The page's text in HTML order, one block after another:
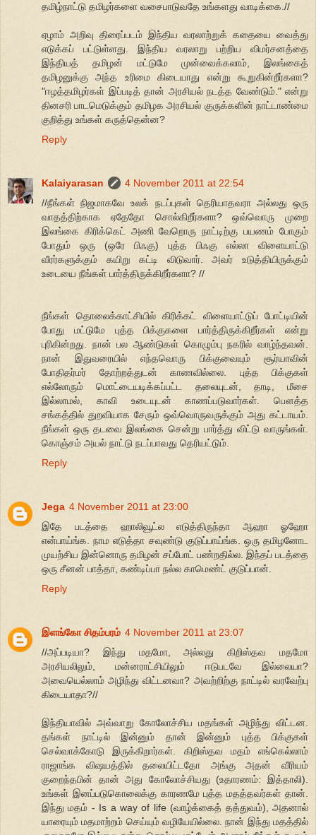
தமிழ்நாட்டு தமிழர்களை வசைபாடுவதே உங்களது வாடிக்கை.//
ஏழாம் அறிவு திரைப்படம் இந்திய வரலாற்றுக் கதையை வைத்து
எடுக்கப் பட்டுள்ளது. இந்திய வரலாறு பற்றிய விமர்சனத்தை
இந்தியத் தமிழன் மட்டுமே முன்வைக்கலாம், இலங்கைத்
தமிழனுக்கு அந்த உரிமை கிடையாது என்று கூறுகின்றீர்களா?
"ஈழத்தமிழர்கள் இப்படித் தான் அரசியல் நடத்த வேண்டும்." என்று
தினசரி பாடமெடுக்கும் தமிழக அரசியல் குருக்களின் நாட்டாண்மை
குறித்து உங்கள் கருத்தென்ன?
Reply
Kalaiyarasan
4 November 2011 at 22:54
//நீங்கள் நிஜமாகவே உலக் நடப்புகள் தெரியாதவரா அல்லது ஒரு
வாதத்திற்காக ஏதேதோ சொல்கிறீர்களா? ஒவ்வொரு முறை
இலங்கை கிரிக்கெட் அணி வேறொரு நாட்டிற்கு பயணம் போகும்
போதும் ஒரு (ஒரே பிஃகு) புத்த பிஃகு எல்லா விளையாட்டு
வீரர்களுக்கும் கயிறு கட்டி விடுவார். அவர் உடுத்தியிருக்கும்
உடையை நீங்கள் பார்த்திருக்கிறீர்களா? //
நீங்கள் தொலைக்காட்சியில் கிரிக்கட் விளையாட்டுப் போட்டியின்
போது மட்டுமே புத்த பிக்குகளை பார்த்திருக்கிறீர்கள் என்று
புரிகின்றது. நான் பல ஆண்டுகள் கொழும்பு நகரில் வாழ்ந்தவன்.
நான் இதுவரையில் எந்தவொரு பிக்குவையும் சூர்யாவின்
போதிதர்மர் தோற்றத்துடன் காணவில்லை. புத்த பிக்குகள்
எல்லோரும் மொட்டையடிக்கப்பட்ட தலையுடன், தாடி, மீசை
இல்லாமல், காவி உடையுடன் காணப்படுவார்கள். பௌத்த
சங்கத்தில் துறவியாக சேரும் ஒவ்வொருவருக்கும் அது கட்டாயம்.
நீங்கள் ஒரு தடவை இலங்கை சென்று பார்த்து விட்டு வாருங்கள்.
கொஞ்சம் அயல் நாட்டு நடப்பாவது தெரியட்டும்.
Reply
Jega 4 November 2011 at 23:00
இதே படத்தை ஹாலிவூட்ல எடுத்திருந்தா ஆஹா ஓஹோ
என்பாய்ங்க. நாம எடுத்தா சவுண்டு குடுப்பாய்ங்க. ஒரு தமிழனோட
முயற்சிய இன்னொரு தமிழன் சப்போட் பண்றதில்ல. இந்தப் படத்தை
ஒரு சீனன் பாத்தா, கண்டிப்பா நல்ல காமெண்ட் குடுப்பான்.
Reply
இளங்கோ சிதம்பரம் 4 November 2011 at 23:07
//அப்படியா? இந்து மதமோ, அல்லது கிறிஸ்தவ மதமோ
அரசியலிலும், மன்னராட்சியிலும் ஈடுபடவே இல்லையா?
அவையெல்லாம் அழிந்து விட்டனவா? அவற்றிற்கு நாட்டில் வரவேற்பு
கிடையாதா?//
இந்தியாவில் அவ்வாறு கோலோச்சிய மதங்கள் அழிந்து விட்டன.
தங்கள் நாட்டில் இன்னும் தான் இன்னும் புத்த பிக்குகள்
செல்வாக்கோடு இருக்கிறார்கள். கிறிஸ்தவ மதம் எங்கெல்லாம்
ராஜாங்க விஷயத்தில் தலையிட்டதோ அங்கு அதன் வீரியம்
குறைந்தபின் தான் அது கோலோச்சியது (உதாரணம்: இத்தாலி).
உங்கள் இனப்படுகொலைக்கு காரணமே புத்த மதத்தவர்கள் தான்.
இந்து மதம் - Is a way of life (வாழ்க்கைத் தத்துவம்), அதனால்
யாரையும் மதமாற்றம் செய்யும் வழியேயில்லை. நான் இந்து மதத்தில்